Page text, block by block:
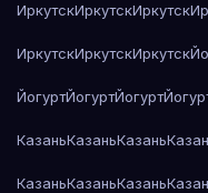
ИркутскИркутскИркутск
ИркутскИркутскИркутск
ЙогуртЙогуртЙогурт
КазаньКазаньКазань
КазаньКазаньКазань